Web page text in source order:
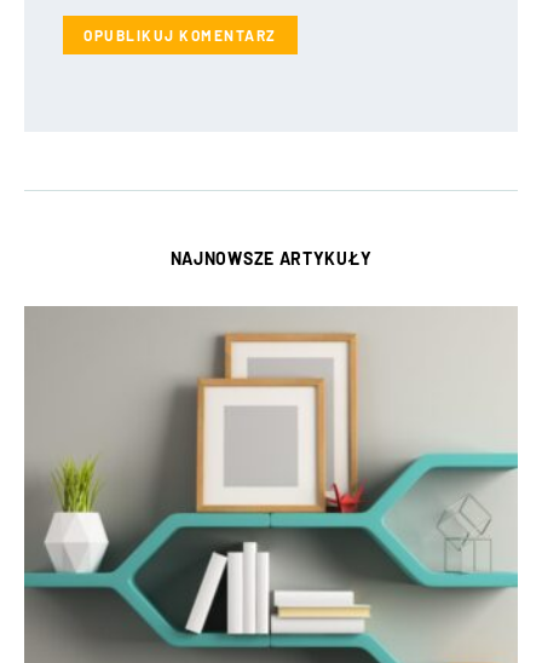
NAJNOWSZE ARTYKUŁY